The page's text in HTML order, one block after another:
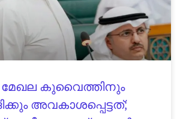
മേഖല കുവൈത്തിനും
അവകാശപ്പെട്ടത്;